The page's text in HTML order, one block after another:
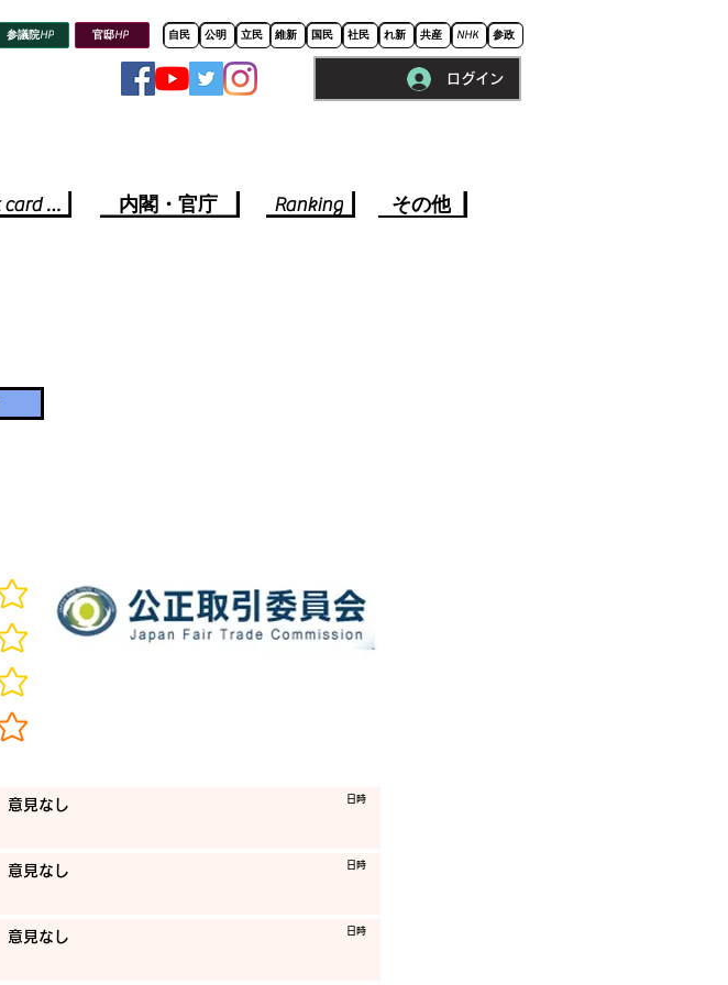
参議院HP
Report card of the Upper House
官邸HP 自民 公明 立民 維新 国民 社民 れ新 共産 NHK 参政
ログイン
内閣・官庁 Ranking その他
​意見なし ​日時
​意見なし ​日時
​意見なし ​日時